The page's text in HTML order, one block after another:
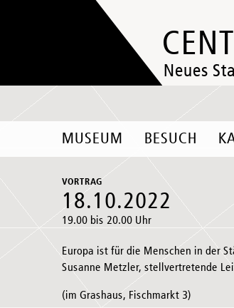
Neues
MUSEUM BESUCH
VORTRAG
18.10.2022
19.00 bis 20.00 Uhr
Europa ist für die Menschen in der
Susanne Metzler, stellvertretende
(im Grashaus, Fischmarkt 3)